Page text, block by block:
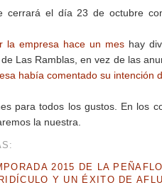
cerrará el día 23 de octubre
la empresa hace un mes hay
Las Ramblas, en vez de las
había comentado su intención
para todos los gustos. En los
la nuestra.
2015 DE LA
Y UN ÉXITO DE